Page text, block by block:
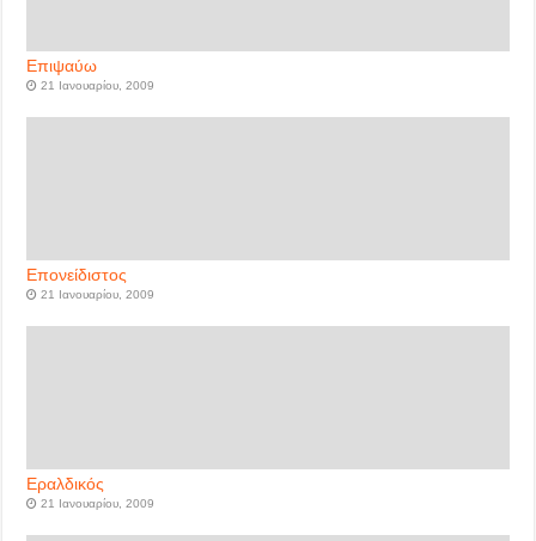
Επιψαύω
21 Ιανουαρίου, 2009
Επονείδιστος
21 Ιανουαρίου, 2009
Εραλδικός
21 Ιανουαρίου, 2009